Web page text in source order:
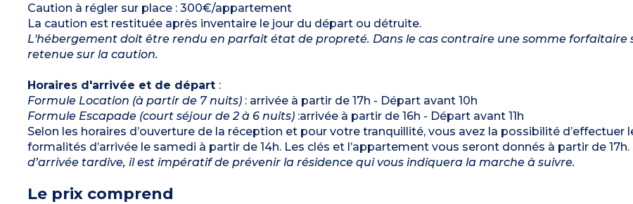
Caution à régler sur place : 300€/appartement
La caution est restituée après inventaire le jour du départ ou détruite.
L'hébergement doit être rendu en parfait état de propreté. Dans le cas contraire une somme forfaitaire
retenue sur la caution.
Horaires d'arrivée et de départ :
Formule Location (à partir de 7 nuits): arrivée à partir de 17h - Départ avant 10h
Formule Escapade (court séjour de 2 à 6 nuits):arrivée à partir de 16h - Départ avant 11h
Selon les horaires d’ouverture de la réception et pour votre tranquillité, vous avez la possibilité d’effectuer
formalités d’arrivée le samedi à partir de 14h. Les clés et l’appartement vous seront donnés à partir de 17h.
d’arrivée tardive, il est impératif de prévenir la résidence qui vous indiquera la marche à suivre.
Le prix comprend